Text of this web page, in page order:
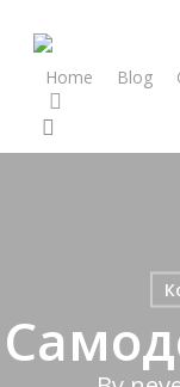
content
Home Blog